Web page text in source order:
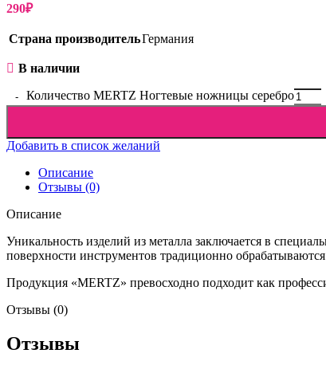
290₽
Страна производительГермания
В наличии
Количество MERTZ Ногтевые ножницы серебро
Добавить в список желаний
Описание
Отзывы (0)
Описание
Уникальность изделий из металла заключается в
поверхности инструментов традиционно
Продукция «MERTZ» превосходно подходит как
Отзывы (0)
Отзывы